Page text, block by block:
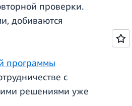
проверки.
добиваются
программы
с
решениями уже